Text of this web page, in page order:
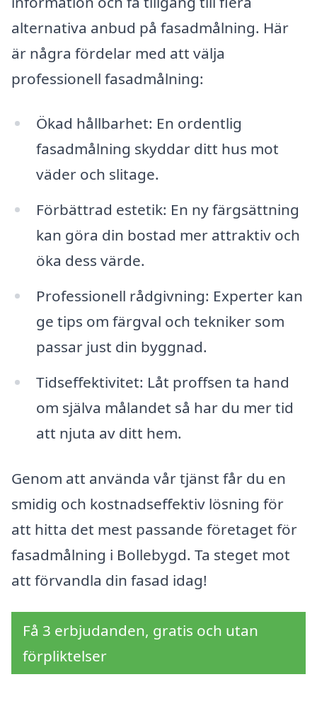
alternativa anbud på fasadmålning. Här
är några fördelar med att välja
professionell fasadmålning:
Ökad hållbarhet: En ordentlig
fasadmålning skyddar ditt hus mot
väder och slitage.
Förbättrad estetik: En ny färgsättning
kan göra din bostad mer attraktiv och
öka dess värde.
Professionell rådgivning: Experter kan
ge tips om färgval och tekniker som
passar just din byggnad.
Tidseffektivitet: Låt proffsen ta hand
om själva målandet så har du mer tid
att njuta av ditt hem.
Genom att använda vår tjänst får du en
smidig och kostnadseffektiv lösning för
att hitta det mest passande företaget för
fasadmålning i Bollebygd. Ta steget mot
att förvandla din fasad idag!
Få 3 erbjudanden, gratis och utan
förpliktelser